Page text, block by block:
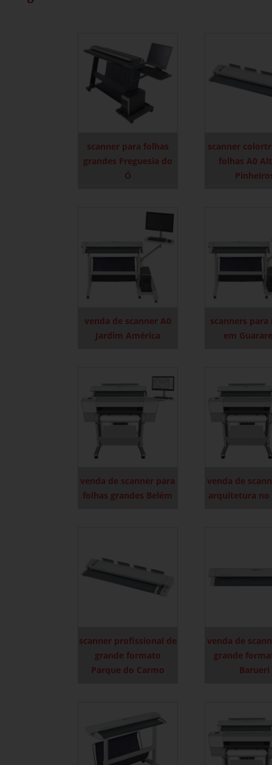
scanner para folhas
grandes Freguesia do
Ó
scanner
folhas A0
venda de scanner A0
Jardim América
scanners para
em
venda de scanner para
folhas grandes Belém
venda de
arquitetura no
scanner profissional de
grande formato
Parque do Carmo
venda de
grande
Barueri